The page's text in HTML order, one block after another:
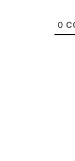
0